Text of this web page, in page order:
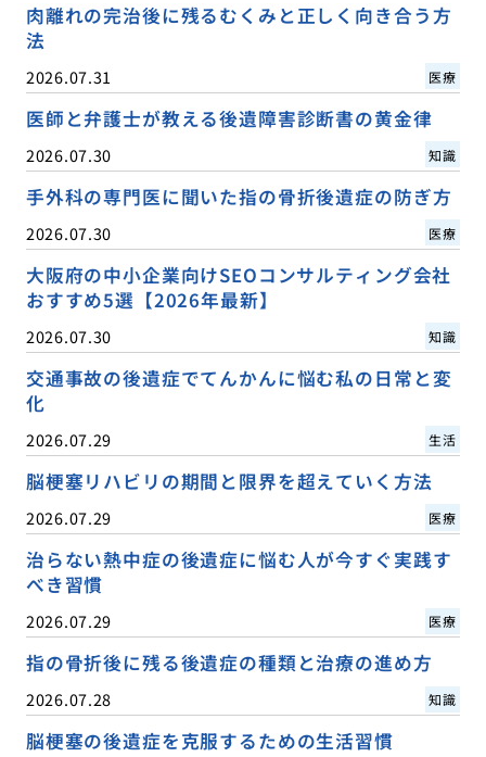
肉離れの完治後に残るむくみと正しく向き合う方
法
2026.07.31 医療
医師と弁護士が教える後遺障害診断書の黄金律
2026.07.30 知識
手外科の専門医に聞いた指の骨折後遺症の防ぎ方
2026.07.30 医療
大阪府の中小企業向けSEOコンサルティング会社
おすすめ5選【2026年最新】
2026.07.30 知識
交通事故の後遺症でてんかんに悩む私の日常と変
化
2026.07.29 生活
脳梗塞リハビリの期間と限界を超えていく方法
2026.07.29 医療
治らない熱中症の後遺症に悩む人が今すぐ実践す
べき習慣
2026.07.29 医療
指の骨折後に残る後遺症の種類と治療の進め方
2026.07.28 知識
脳梗塞の後遺症を克服するための生活習慣